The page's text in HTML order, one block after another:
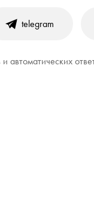
telegram
автоматических